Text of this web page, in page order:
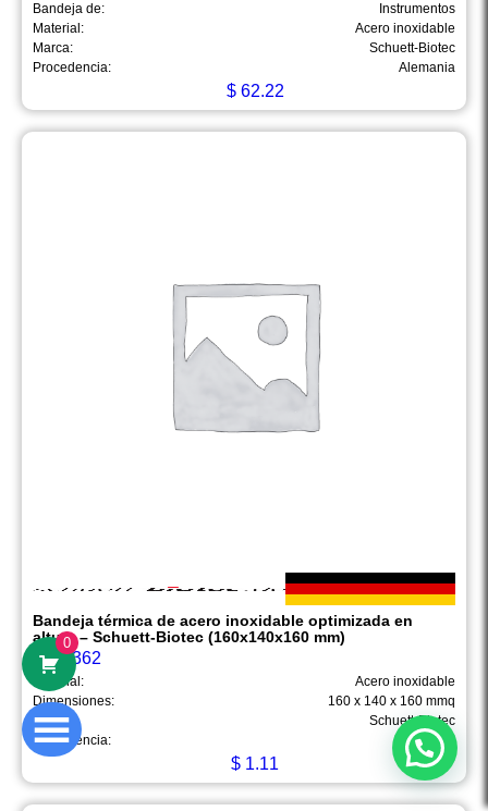
0
Bandeja de:
Instrumentos
Material:
Acero inoxidable
Marca:
Schuett-Biotec
Procedencia:
Alemania
$62.22
Bandeja térmica de acero inoxidable optimizada en
altura – Schuett-Biotec (160x140x160 mm)
3358362
Material:
Acero inoxidable
Dimensiones:
160 x 140 x 160 mmq
Marca:
Schuett-Biotec
Procedencia:
Alemania
$ 1.11
mantenimiento y calibración de equipos
de laboratorio.
¿En qué podemos ayudarte?